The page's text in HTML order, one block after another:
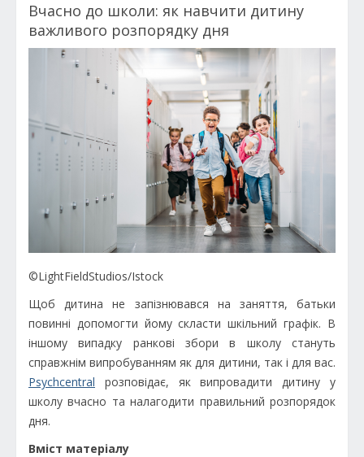
Вчасно до школи: як навчити дитину
важливого розпорядку дня
©LightFieldStudios/Istock
Щоб дитина не запізнювався на заняття, батьки
повинні допомогти йому скласти шкільний графік. В
іншому випадку ранкові збори в школу стануть
справжнім випробуванням як для дитини, так і для вас.
Psychcentral розповідає, як випровадити дитину у
школу вчасно та налагодити правильний розпорядок
дня.
Вміст матеріалу